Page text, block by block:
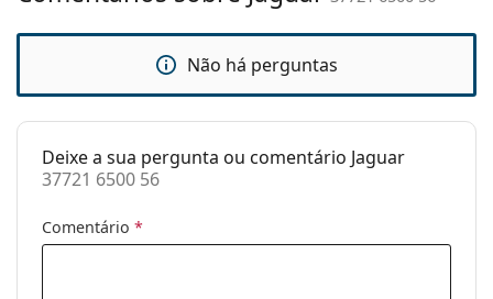
Estojo:
Sim
limpeza:
Não
Outros
Género:
Homem
Marca:
Não há perguntas
Deixe a sua pergunta ou comentário Jaguar
37721 6500 56
Comentário *